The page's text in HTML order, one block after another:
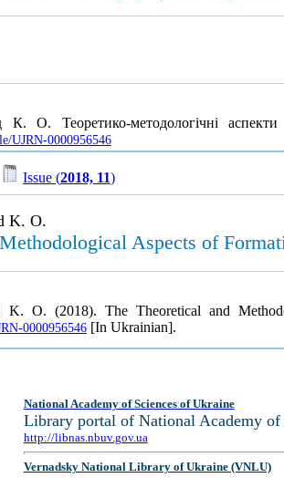
О. Теоретико-методологічні аспекти
UJRN-0000956546
Issue (2018, 11)
K. O.
Aspects of
O. (2018). The Theoretical and
0000956546[In Ukrainian].
National Academy of Sciences of Ukraine
Library portal of National Academy
http://libnas.nbuv.gov.ua
Vernadsky National Library of Ukraine (VNLU)